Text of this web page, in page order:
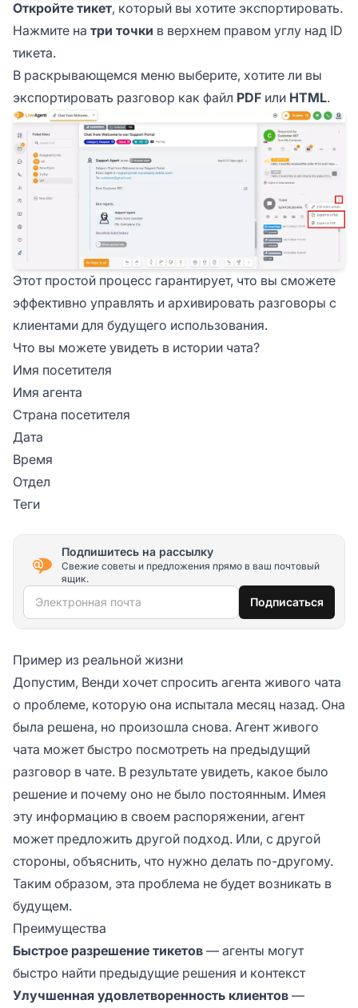
Откройте тикет, который вы хотите экспортировать.
Нажмите на три точки в верхнем правом углу над ID
тикета.
В раскрывающемся меню выберите, хотите ли вы
экспортировать разговор как файл PDF или HTML.
Этот простой процесс гарантирует, что вы сможете
эффективно управлять и архивировать разговоры с
клиентами для будущего использования.
Что вы можете увидеть в истории чата?
Имя посетителя
Имя агента
Страна посетителя
Дата
Время
Отдел
Теги
Подпишитесь на рассылку
Свежие советы и предложения прямо в ваш почтовый
ящик.
Электронная почта Подписаться
Пример из реальной жизни
Допустим, Венди хочет спросить агента живого чата
о проблеме, которую она испытала месяц назад. Она
была решена, но произошла снова. Агент живого
чата может быстро посмотреть на предыдущий
разговор в чате. В результате увидеть, какое было
решение и почему оно не было постоянным. Имея
эту информацию в своем распоряжении, агент
может предложить другой подход. Или, с другой
стороны, объяснить, что нужно делать по-другому.
Таким образом, эта проблема не будет возникать в
будущем.
Преимущества
Быстрое разрешение тикетов — агенты могут
быстро найти предыдущие решения и контекст
Улучшенная удовлетворенность клиентов —